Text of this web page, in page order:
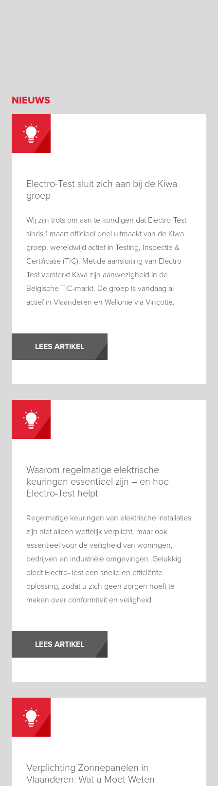
NIEUWS
Electro-Test sluit zich aan bij de Kiwa
groep
Wij zijn trots om aan te kondigen dat Electro-Test
sinds 1 maart officieel deel uitmaakt van de Kiwa
groep, wereldwijd actief in Testing, Inspectie &
Certificatie (TIC). Met de aansluiting van Electro-
Test versterkt Kiwa zijn aanwezigheid in de
Belgische TIC-markt. De groep is vandaag al
actief in Vlaanderen en Wallonië via Vinçotte.
LEES ARTIKEL
Waarom regelmatige elektrische
keuringen essentieel zijn – en hoe
Electro-Test helpt
Regelmatige keuringen van elektrische installaties
zijn niet alleen wettelijk verplicht, maar ook
essentieel voor de veiligheid van woningen,
bedrijven en industriële omgevingen. Gelukkig
biedt Electro-Test een snelle en efficiënte
oplossing, zodat u zich geen zorgen hoeft te
maken over conformiteit en veiligheid.
LEES ARTIKEL
Verplichting Zonnepanelen in
Vlaanderen: Wat u Moet Weten